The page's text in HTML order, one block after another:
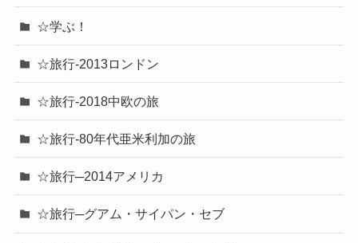
☆学ぶ！
☆旅行-2013ロンドン
☆旅行-2018中欧の旅
☆旅行-80年代亜米利加の旅
☆旅行─2014アメリカ
☆旅行─グアム・サイパン・セブ